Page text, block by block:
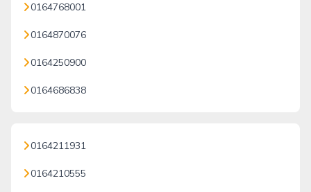
0164768001
0164870076
0164250900
0164686838
0164211931
0164210555